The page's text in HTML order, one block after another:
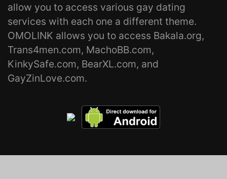
allow you to access various gay dating
services with each one a different theme.
OMOLINK allows you to access Bakala.org,
Trans4men.com, MachoBB.com,
KinkySafe.com, BearXL.com, and
GayZinLove.com.